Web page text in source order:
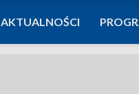
AKTUALNOŚCI